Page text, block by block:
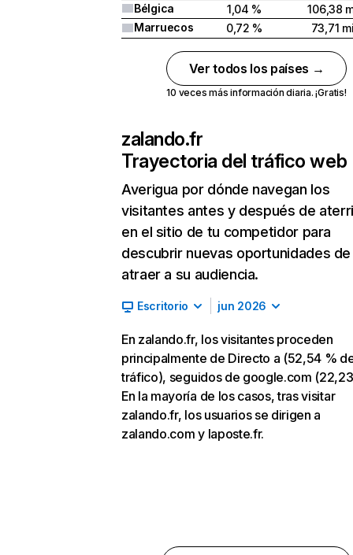
Bélgica
1,04 %
106,38
Marruecos
0,72 % 73,71
Ver todos los países →
10 veces más información diaria. ¡Gratis!
zalando.fr
Trayectoria del tráfico web
Averigua por dónde navegan los
visitantes antes y después de
en el sitio de tu competidor para
descubrir nuevas oportunidades de
atraer a su audiencia.
Escritorio jun 2026
En zalando.fr, los visitantes proceden
principalmente de Directo a (52,54 %
tráfico), seguidos de google.com
En la mayoría de los casos, tras visitar
zalando.fr, los usuarios se dirigen a
zalando.com y laposte.fr.